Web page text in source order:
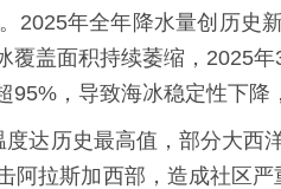
年全年降水量创历史
盖面积持续萎缩，2025
，导致海冰稳定性下降
达历史最高值，部分大西
拉斯加西部，造成社区